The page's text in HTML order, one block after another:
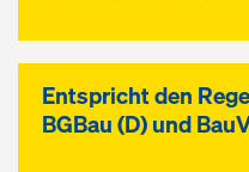
Entspricht den
BGBau (D) und